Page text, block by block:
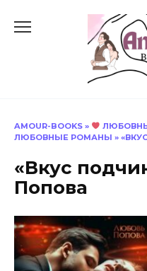
AMOUR-BOOKS »
ЛЮБОВНЫЕ РОМАНЫ »
«Вкус
Попова